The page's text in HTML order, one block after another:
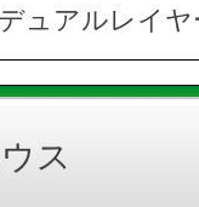
ュアルレイヤ
ス